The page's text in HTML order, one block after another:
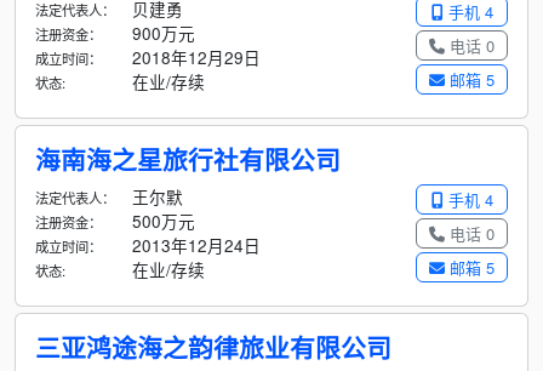
手机 4
电话 0
邮箱 5
法定代表人： 贝建勇
注册资金： 900万元
成立时间： 2018年12月29日
状态: 在业/存续
海南海之星旅行社有限公司
手机 4
电话 0
邮箱 5
法定代表人： 王尔默
注册资金： 500万元
成立时间： 2013年12月24日
状态: 在业/存续
三亚鸿途海之韵律旅业有限公司